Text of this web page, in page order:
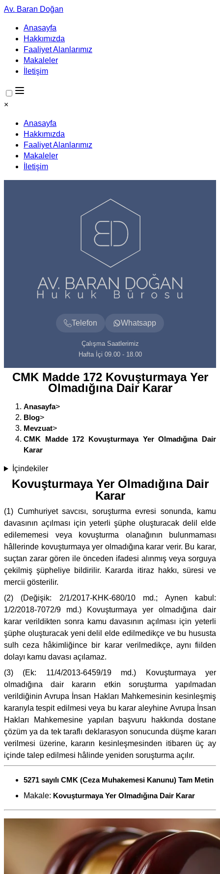
Av. Baran Doğan
Anasayfa
Hakkımızda
Faaliyet Alanlarımız
Makaleler
İletişim
×
Anasayfa
Hakkımızda
Faaliyet Alanlarımız
Makaleler
İletişim
Telefon Whatsapp
Çalışma Saatlerimiz
Hafta İçi 09.00 - 18.00
CMK Madde 172 Kovuşturmaya Yer
Olmadığına Dair Karar
Anasayfa>
Blog>
Mevzuat>
CMK Madde 172 Kovuşturmaya Yer Olmadığına Dair
Karar
İçindekiler
Kovuşturmaya Yer Olmadığına Dair
Karar
(1) Cumhuriyet savcısı, soruşturma evresi sonunda, kamu
davasının açılması için yeterli şüphe oluşturacak delil elde
edilememesi veya kovuşturma olanağının bulunmaması
hâllerinde kovuşturmaya yer olmadığına karar verir. Bu karar,
suçtan zarar gören ile önceden ifadesi alınmış veya sorguya
çekilmiş şüpheliye bildirilir. Kararda itiraz hakkı, süresi ve
mercii gösterilir.
(2) (Değişik: 2/1/2017-KHK-680/10 md.; Aynen kabul:
1/2/2018-7072/9 md.) Kovuşturmaya yer olmadığına dair
karar verildikten sonra kamu davasının açılması için yeterli
şüphe oluşturacak yeni delil elde edilmedikçe ve bu hususta
sulh ceza hâkimliğince bir karar verilmedikçe, aynı fiilden
dolayı kamu davası açılamaz.
(3) (Ek: 11/4/2013-6459/19 md.) Kovuşturmaya yer
olmadığına dair kararın etkin soruşturma yapılmadan
verildiğinin Avrupa İnsan Hakları Mahkemesinin kesinleşmiş
kararıyla tespit edilmesi veya bu karar aleyhine Avrupa İnsan
Hakları Mahkemesine yapılan başvuru hakkında dostane
çözüm ya da tek taraflı deklarasyon sonucunda düşme kararı
verilmesi üzerine, kararın kesinleşmesinden itibaren üç ay
içinde talep edilmesi hâlinde yeniden soruşturma açılır.
5271 sayılı CMK (Ceza Muhakemesi Kanunu) Tam Metin
Makale: Kovuşturmaya Yer Olmadığına Dair Karar